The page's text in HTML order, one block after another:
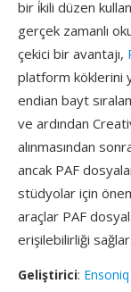
bir i̇kili düzen
gerçek zamanlı
çekici bir avantajı,
platform köklerini
endian bayt
ve ardından
alınmasından
ancak PAF
stüdyolar için
araçlar PAF
erişilebilirliği sağlar.
Geliştirici: Ensoniq